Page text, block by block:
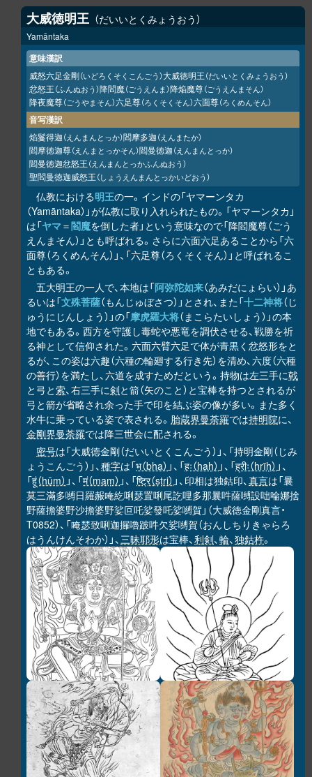
大威徳明王 だいいとくみょうおう
Yamāntaka
意味漢訳
威怒六足金剛（いどろくそくこんごう）大威徳明王（だいいとくみょうおう）
忿怒王（ふんぬおう）降閻魔（ごうえんま）降焔魔尊（ごうえんまそん）
降夜魔尊（ごうやまそん）六足尊（ろくそくそん）六面尊（ろくめんそん）
音写漢訳
焰鬘得迦（えんまんとっか）閻摩多迦（えんまたか）
閻摩徳迦尊（えんまとっかそん）閻曼徳迦（えんまんとっか）
閻曼徳迦忿怒王（えんまんとっかふんぬおう）
聖閻曼徳迦威怒王（しょうえんまんとっかいどおう）
仏教における明王の一。インドの「ヤマーンタカ
（Yamāntaka）」が仏教に取り入れられたもの。「ヤマーンタカ」
は「ヤマ ＝閻魔を倒した者」という意味なので「降閻魔尊（ごう
えんまそん）」とも呼ばれる。さらに六面六足あることから「六
面尊（ろくめんそん）」、「六足尊（ろくそくそん）」と呼ばれるこ
ともある。
五大明王の一人で、本地は「阿弥陀如来（あみだにょらい）」あ
るいは「文殊菩薩（もんじゅぼさつ）」とされ、また「十二神将（じ
ゅうにじんしょう）」の「摩虎羅大将（まこらたいしょう）」の本
地でもある。西方を守護し毒蛇や悪竜を調伏させる、戦勝を祈
る神として信仰された。六面六臂六足で体が青黒く忿怒形をと
るが、この姿は六趣（六種の輪廻する行き先）を清め、六度（六種
の善行）を満たし、六道を成すためだという。持物は左三手に戟
と弓と索、右三手に剣と箭（矢のこと）と宝棒を持つとされるが
弓と箭が省略され余った手で印を結ぶ姿の像が多い。また多く
水牛に乗っている姿で表される。 胎蔵界曼荼羅では持明院に、
金剛界曼荼羅では降三世会に配される。
密号は「大威徳金剛（だいいとくこんごう）」、「持明金剛（じみ
ょうこんごう）」、種字は「भ（bha） 」、「हः（haḥ） 」、「ह्रीः（hrīḥ） 」、
「हूं（hūṃ） 」、「मं（maṃ） 」、「ष्ट्रि（ṣṭri） 」、印相は独鈷印、真言は「曩
莫三滿多嚩日羅赧唵紇唎瑟置唎尾訖哩多那曩吽薩嚩設咄㖮娜捨
野薩擔婆野沙擔婆野娑叵吒娑發吒娑嚩賀」（大威徳金剛真言・
T0852）、「唵瑟致唎迦攞嚕跛吽欠娑嚩賀（おんしちりきゃらろ
はうんけんそわか）」、三昧耶形は宝棒、利剣、輪、独鈷杵。